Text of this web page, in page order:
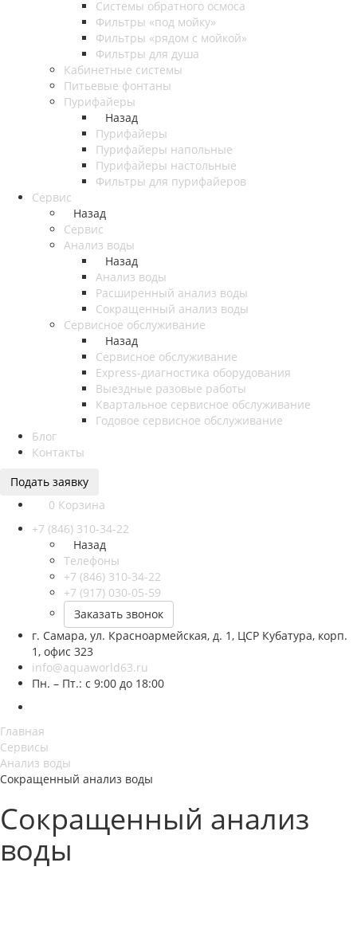
Системы обратного осмоса
Фильтры «под мойку»
Фильтры «рядом с мойкой»
Фильтры для душа
Кабинетные системы
Питьевые фонтаны
Пурифайеры
Назад
Пурифайеры
Пурифайеры напольные
Пурифайеры настольные
Фильтры для пурифайеров
Сервис
Назад
Сервис
Анализ воды
Назад
Анализ воды
Расширенный анализ воды
Сокращенный анализ воды
Сервисное обслуживание
Назад
Сервисное обслуживание
Express-диагностика оборудования
Выездные разовые работы
Квартальное сервисное обслуживание
Годовое сервисное обслуживание
Блог
Контакты
Подать заявку
0 Корзина
+7 (846) 310-34-22
Назад
Телефоны
+7 (846) 310-34-22
+7 (917) 030-05-59
Заказать звонок
г. Самара, ул. Красноармейская, д. 1, ЦСР Кубатура, корп.
1, офис 323
info@aquaworld63.ru
Пн. – Пт.: с 9:00 до 18:00
Главная
Сервисы
Анализ воды
Сокращенный анализ воды
Сокращенный анализ
воды